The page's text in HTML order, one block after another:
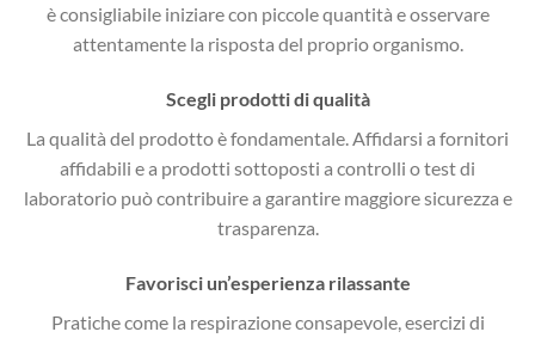
è consigliabile iniziare con piccole quantità e osservare
attentamente la risposta del proprio organismo.
Scegli prodotti di qualità
La qualità del prodotto è fondamentale. Affidarsi a fornitori
affidabili e a prodotti sottoposti a controlli o test di
laboratorio può contribuire a garantire maggiore sicurezza e
trasparenza.
Favorisci un’esperienza rilassante
Pratiche come la respirazione consapevole, esercizi di